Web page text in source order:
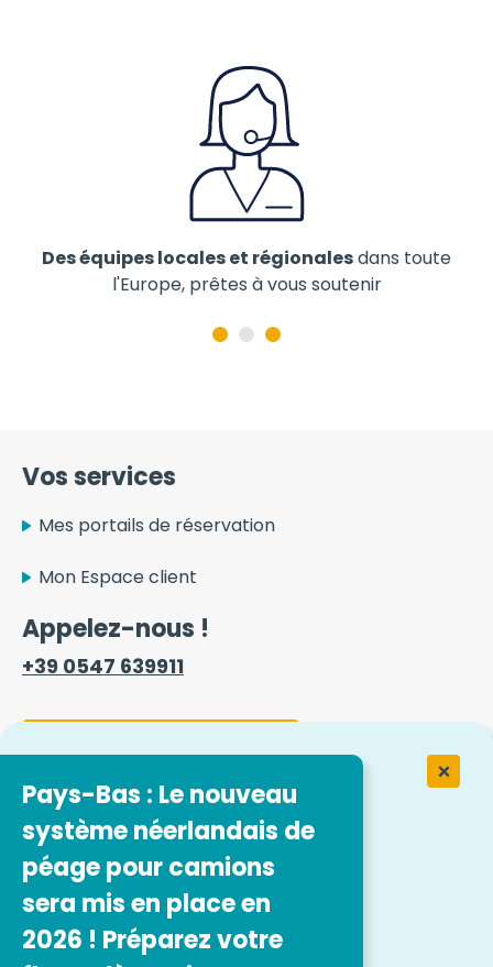
Pays-Bas : Le nouveau
système néerlandais de
péage pour camions
sera mis en place en
2026 ! Préparez votre
Des équipes locales et régionalesdans toute
l'Europe, prêtes à vous soutenir
Vos services
Mes portails de réservation
Mon Espace client
Appelez-nous !
+39 0547 639911
Formulaire de contact
Travailler chez Easytrip Transport
Services
Nos offres d'emploi